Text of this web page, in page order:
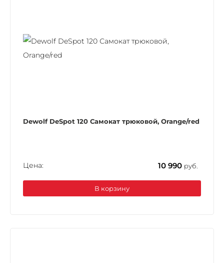
Dewolf DeSpot 120 Самокат трюковой, Orange/red
Цена: 10 990 руб.
В корзину